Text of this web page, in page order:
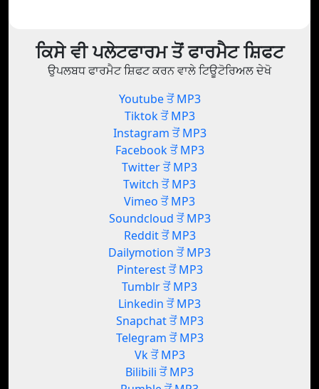
ਕਿਸੇ ਵੀ ਪਲੇਟਫਾਰਮ ਤੋਂ ਫਾਰਮੈਟ ਸ਼ਿਫਟ
ਉਪਲਬਧ ਫਾਰਮੈਟ ਸ਼ਿਫਟ ਕਰਨ ਵਾਲੇ ਟਿਊਟੋਰਿਅਲ ਦੇਖੋ
Youtube ਤੋਂ MP3
Tiktok ਤੋਂ MP3
Instagram ਤੋਂ MP3
Facebook ਤੋਂ MP3
Twitter ਤੋਂ MP3
Twitch ਤੋਂ MP3
Vimeo ਤੋਂ MP3
Soundcloud ਤੋਂ MP3
Reddit ਤੋਂ MP3
Dailymotion ਤੋਂ MP3
Pinterest ਤੋਂ MP3
Tumblr ਤੋਂ MP3
Linkedin ਤੋਂ MP3
Snapchat ਤੋਂ MP3
Telegram ਤੋਂ MP3
Vk ਤੋਂ MP3
Bilibili ਤੋਂ MP3